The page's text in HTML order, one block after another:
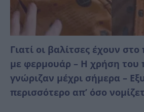
Γιατί οι βαλίτσες έχουν
με φερμουάρ – Η χρήση του
γνώριζαν μέχρι σήμερα –
περισσότερο απ’ όσο